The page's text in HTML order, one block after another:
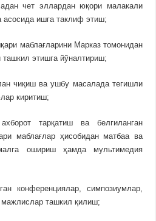
чет эллардан юқори малакали
асосида ишга таклиф этиш;
маблағларини Марказ томонидан
ташкил этишга йўналтириш;
чиқиш ва ушбу масалада тегишли
киритиш;
тарқатиш ва белгиланган
маблағлар ҳисобидан матбаа ва
ошириш ҳамда мультимедия
конференциялар, симпозиумлар,
мажлислар ташкил қилиш;